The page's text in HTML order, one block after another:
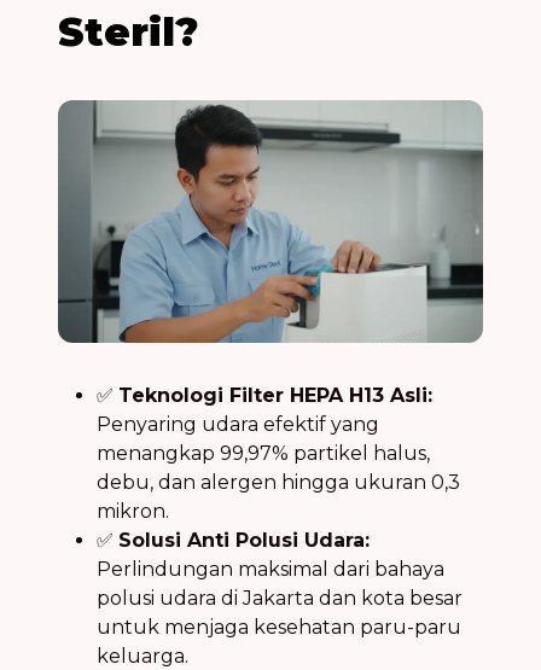
Steril?
✅ Teknologi Filter HEPA H13 Asli:
Penyaring udara efektif yang
menangkap 99,97% partikel halus,
debu, dan alergen hingga ukuran 0,3
mikron.
✅ Solusi Anti Polusi Udara:
Perlindungan maksimal dari bahaya
polusi udara di Jakarta dan kota besar
untuk menjaga kesehatan paru-paru
keluarga.